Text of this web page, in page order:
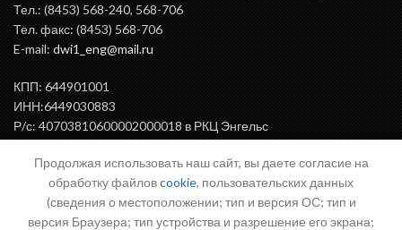
Тел.: (8453) 568-240, 568-706
Тел. факс: (8453) 568-706
E-mail: dwi1_eng@mail.ru
КПП: 644901001
ИНН:6449030883
Р/с: 40703810600002000018 в РКЦ Энгельс
ВАЖНАЯ ИНФОРМАЦИЯ
Продолжая использовать наш сайт, вы даете согласие на
обработку файловcookie, пользовательских данных
(сведения о местоположении; тип и версия ОС; тип и
версия Браузера; тип устройства и разрешение его экрана;